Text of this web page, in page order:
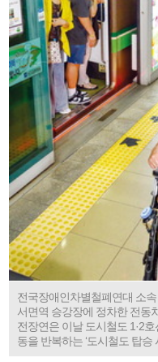
전국장애인차별철폐연대 소
서면역 승강장에 정차한 전동
전장연은 이날 도시철도 1·2
동을 반복하는 ‘도시철도 탑승